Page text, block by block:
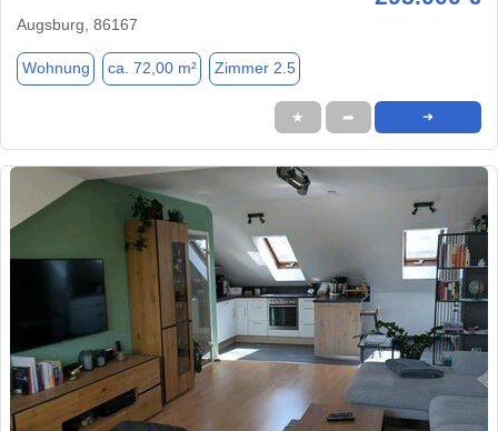
Augsburg, 86167
Wohnung ca. 72,00 m² Zimmer 2.5
★ ➦ ➜